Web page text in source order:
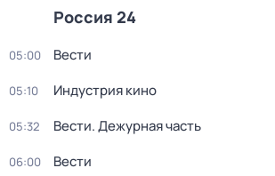
Россия 24
05:00 Вести
05:10 Индустрия кино
05:32 Вести. Дежурная часть
06:00 Вести